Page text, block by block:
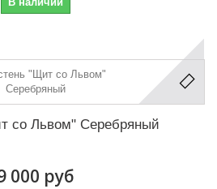
со Львом" Серебряный
000 руб